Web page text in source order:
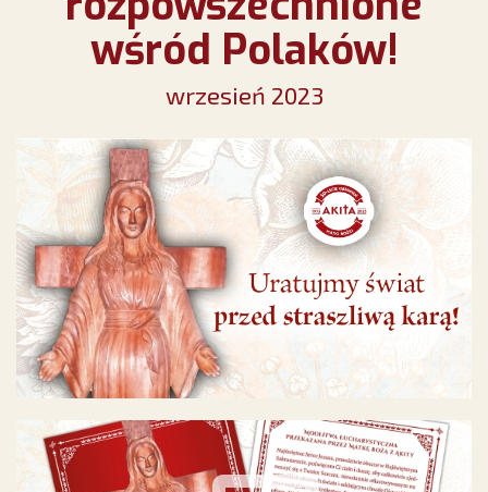
wśród Polaków!
wrzesień 2023